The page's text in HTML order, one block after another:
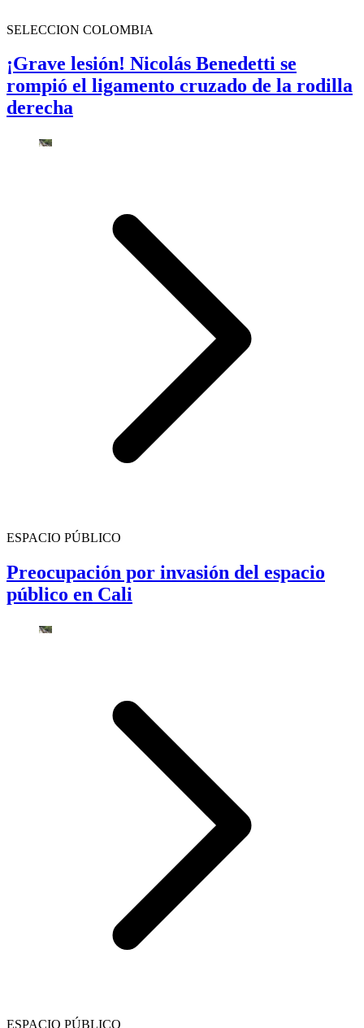
SELECCION COLOMBIA
¡Grave lesión! Nicolás Benedetti se
rompió el ligamento cruzado de la rodilla
derecha
ESPACIO PÚBLICO
Preocupación por invasión del espacio
público en Cali
ESPACIO PÚBLICO